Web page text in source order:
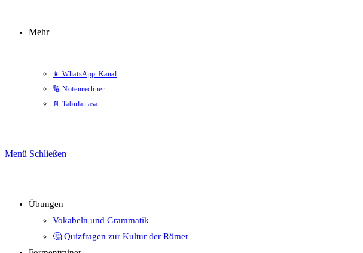
Mehr
📱 WhatsApp-Kanal
🔢 Notenrechner
📄 Tabula rasa
Menü Schließen
Übungen
Vokabeln und Grammatik
🤔 Quizfragen zur Kultur der Römer